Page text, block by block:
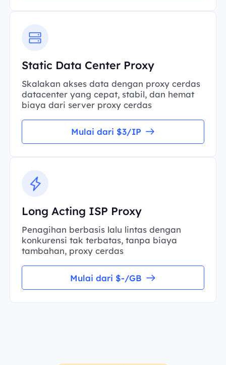
Static Data Center Proxy
Skalakan akses data dengan proxy cerdas
datacenter yang cepat, stabil, dan hemat
biaya dari server proxy cerdas
Mulai dari $3/IP
Long Acting ISP Proxy
Penagihan berbasis lalu lintas dengan
konkurensi tak terbatas, tanpa biaya
tambahan, proxy cerdas
Mulai dari $-/GB